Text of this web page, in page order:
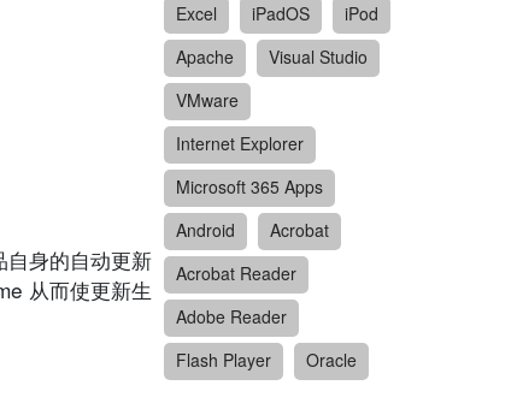
身的自动更新
从而使更新生
Excel
iPadOS
iPod
Apache
Visual Studio
VMware
Internet Explorer
Microsoft 365 Apps
Android
Acrobat
Acrobat Reader
Adobe Reader
Flash Player
Oracle